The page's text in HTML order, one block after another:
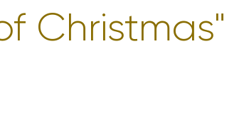
Christmas"